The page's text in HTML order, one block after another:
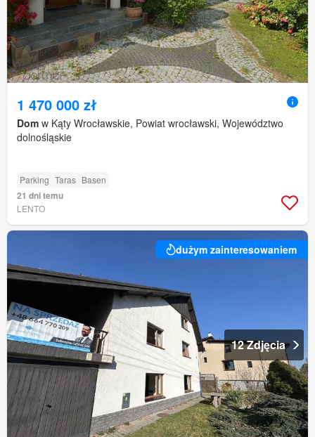
1 470 000 zł
Dom w Kąty Wrocławskie, Powiat wrocławski, Województwo
dolnośląskie
Parking Taras Basen
21 dni temu
LENTO
dużym zainteresowaniem
12 Zdjęcia